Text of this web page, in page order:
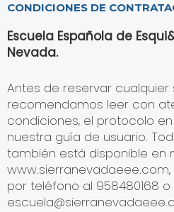
CONDICIONES DE
Escuela Española de
Nevada.
Antes de reservar cualquier
recomendamos leer con
condiciones, el protocolo
nuestra guía de usuario.
también está disponible en
por teléfono al 958480168